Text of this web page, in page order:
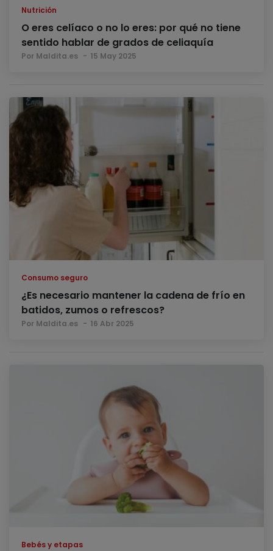
Nutrición
O eres celíaco o no lo eres: por qué no tiene
sentido hablar de grados de celiaquía
Por Maldita.es 15 May 2025
Consumo seguro
¿Es necesario mantener la cadena de frío en
batidos, zumos o refrescos?
Por Maldita.es 16 Abr 2025
Bebés y etapas